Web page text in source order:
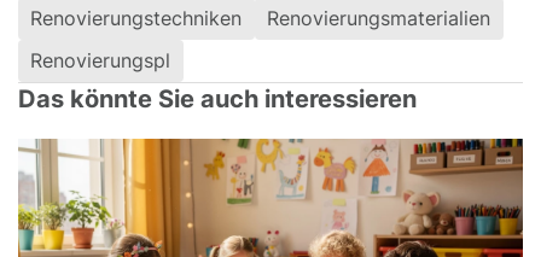
Renovierungstechniken
Renovierungsmaterialien
Renovierungspl
Das könnte Sie auch interessieren